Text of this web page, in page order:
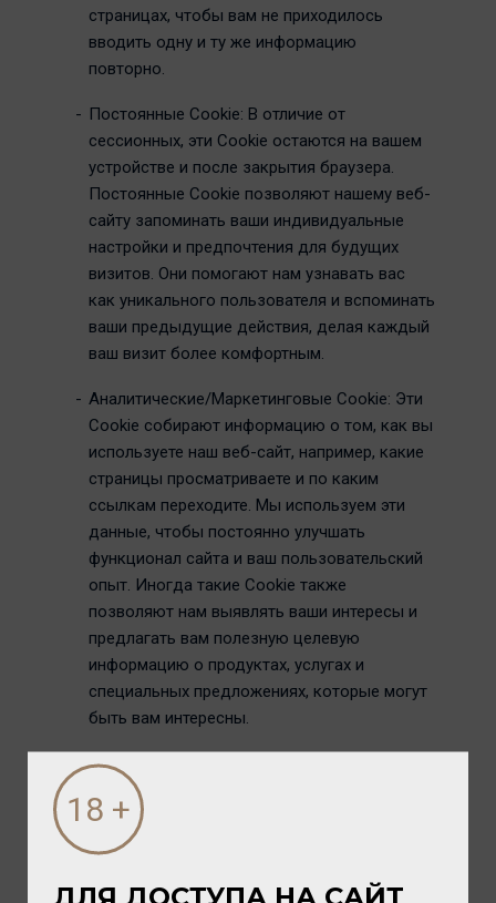
страницах, чтобы вам не приходилось
вводить одну и ту же информацию
повторно.
Постоянные Cookie: В отличие от
сессионных, эти Cookie остаются на вашем
устройстве и после закрытия браузера.
Постоянные Cookie позволяют нашему веб-
сайту запоминать ваши индивидуальные
настройки и предпочтения для будущих
визитов. Они помогают нам узнавать вас
как уникального пользователя и вспоминать
ваши предыдущие действия, делая каждый
ваш визит более комфортным.
Аналитические/Маркетинговые Cookie: Эти
Cookie собирают информацию о том, как вы
используете наш веб-сайт, например, какие
страницы просматриваете и по каким
ссылкам переходите. Мы используем эти
данные, чтобы постоянно улучшать
функционал сайта и ваш пользовательский
опыт. Иногда такие Cookie также
позволяют нам выявлять ваши интересы и
предлагать вам полезную целевую
информацию о продуктах, услугах и
специальных предложениях, которые могут
быть вам интересны.
Обязательные Cookie: Это минимальный
набор Cookie, необходимый для корректной
и стабильной работы веб-сайта. Без них
некоторые ключевые функции сайта могут
ДЛЯ ДОСТУПА НА САЙТ